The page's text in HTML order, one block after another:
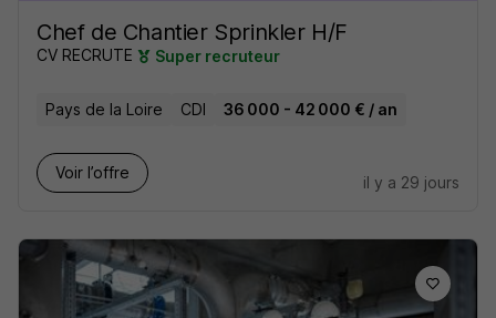
Chef de Chantier Sprinkler H/F
CV RECRUTE Super recruteur
Pays de la Loire CDI 36 000 - 42 000 € / an
Voir l’offre
il y a 29 jours